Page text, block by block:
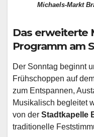
Michaels-Markt
Das erweiterte
Programm am
Der Sonntag beginnt
Frühschoppen auf
zum Entspannen,
Musikalisch begleitet
von der Stadtkapelle
traditionelle